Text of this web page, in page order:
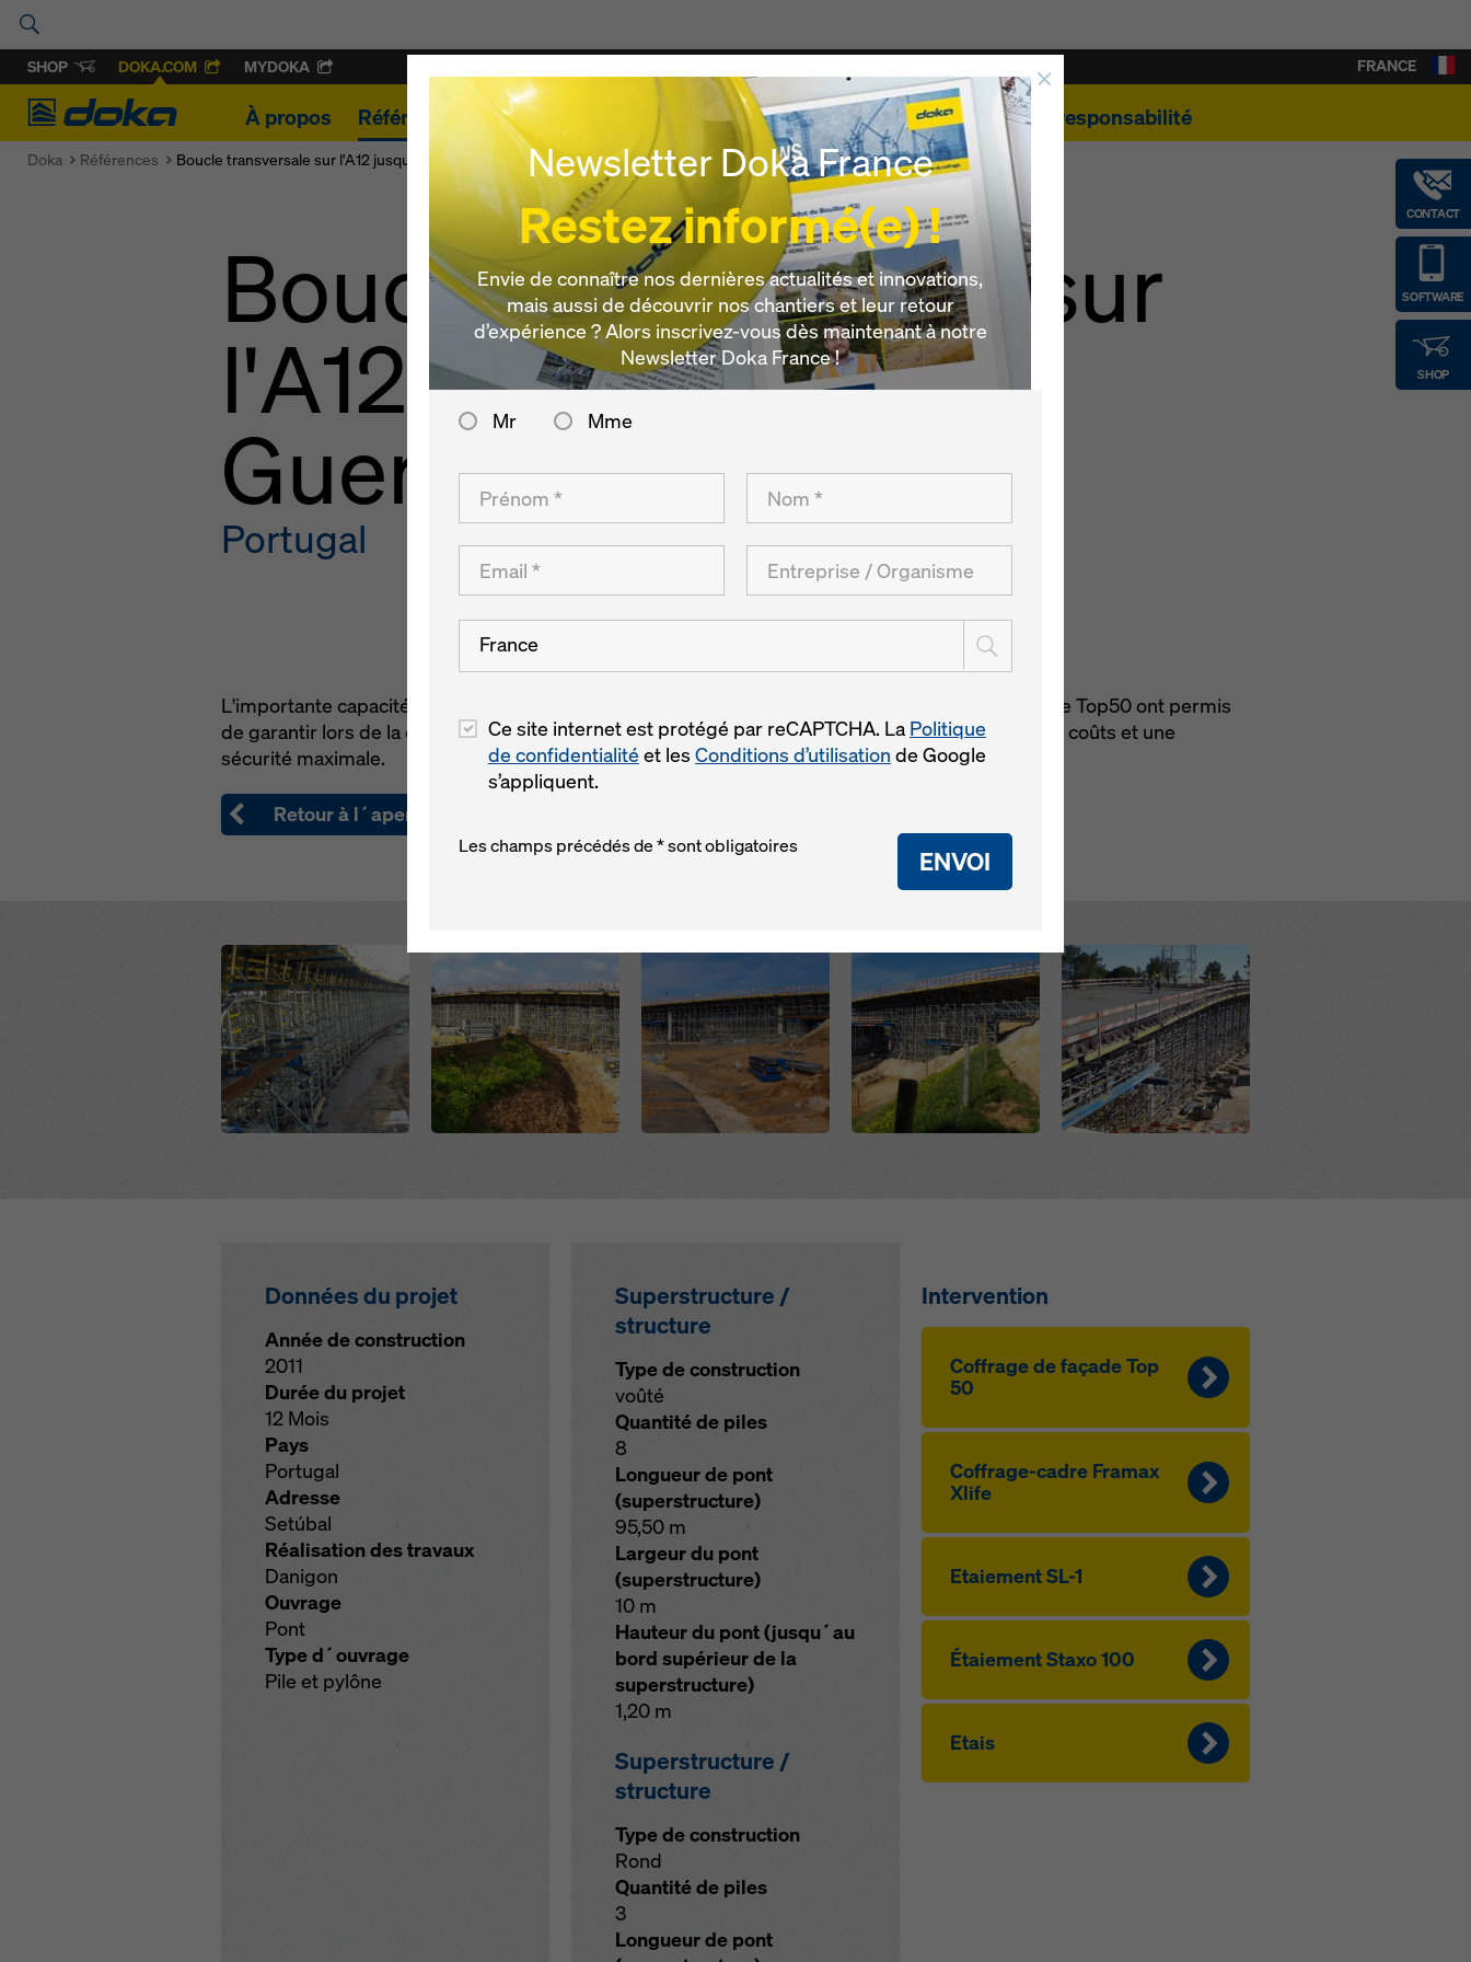
SHOP DOKA.COM MYDOKA
Doka
À propos Références Produits & Services Digital Actualités Carrière Éco-responsabilité
CONTACT
SOFTWARE
SHOP
FRANCE
Doka Références Boucle transversale sur l'A12 jusqu'à Alto da Guerra
Boucle transversale sur
l'A12 jusqu'à Alto da
Guerra
Portugal
L'importante capacité d'adaptation et la polyvalence de l'étaiement Staxo 100 et du coffrage mixte Top50 ont permis
de garantir lors de la construction de neuf viaducs à Setúbal, une capacité optimale en termes de coûts et une
sécurité maximale.
Retour à l´aperçu
Open Open Open Open Open
Données du projet
Année de construction
2011
Durée du projet
12 Mois
Pays
Portugal
Adresse
Setúbal
Réalisation des travaux
Danigon
Ouvrage
Pont
Type d´ouvrage
Pile et pylône
Superstructure /
structure
Type de construction
voûté
Quantité de piles
8
Longueur de pont
(superstructure)
95,50 m
Largeur du pont
(superstructure)
10 m
Hauteur du pont (jusqu´au
bord supérieur de la
superstructure)
1,20 m
Superstructure /
structure
Type de construction
Rond
Quantité de piles
3
Longueur de pont
Intervention
Cof­f­rage de façade Top
50
Cof­f­rage-cadre Framax
Xlife
Etaie­ment SL-1
Étaie­ment Staxo 100
Etais
Newsletter Doka France
Restez informé(e) !
Envie de connaître nos dernières actualités et innovations,
mais aussi de découvrir nos chantiers et leur retour
d’expérience ? Alors inscrivez-vous dès maintenant à notre
Newsletter Doka France !
Mr Mme
France
Ce site internet est protégé par reCAPTCHA. La Politique
de confidentialité et les Conditions d’utilisation de Google
s’appliquent.
ENVOI
Les champs précédés de * sont obligatoires